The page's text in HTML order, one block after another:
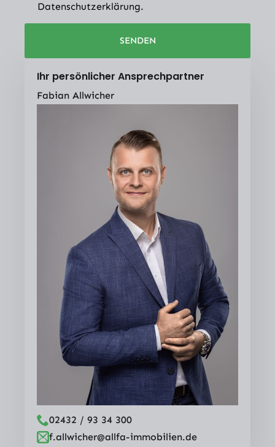
Ihr persönlicher Ansprechpartner
Fabian Allwicher
02432 / 93 34 300
f.allwicher@allfa-immobilien.de
Datenschutzerklärung.
SENDEN